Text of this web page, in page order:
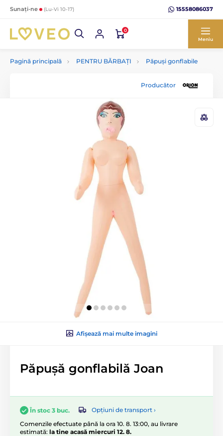
Sunați-ne (Lu-Vi 10-17) 15558086037
0
Meniu
Pagină principală PENTRU BĂRBAȚI Păpuși gonflabile
Producător
Afișează mai multe imagini
Păpușă gonflabilă Joan
În stoc 3 buc.
Opțiuni de transport ›
Comenzile efectuate până la ora 10. 8. 13:00, au livrare
estimată: la tine acasă miercuri 12. 8.